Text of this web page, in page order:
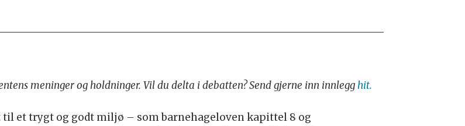
meninger og holdninger. Vil du delta i debatten? Send gjerne inn innlegghit.
et trygt og godt miljø – som barnehageloven kapittel 8 og